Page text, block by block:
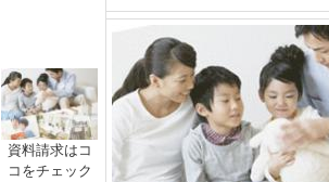
資料請求はコ
コをチェック